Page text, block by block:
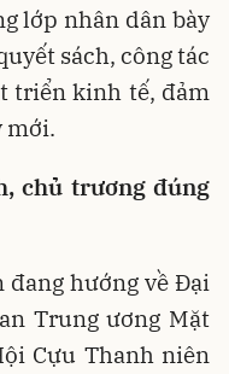
lớp nhân dân bày
sách, công tác
triển kinh tế, đảm
mới.
chủ trương đúng
hướng về Đại
Trung ương Mặt
Cựu Thanh niên